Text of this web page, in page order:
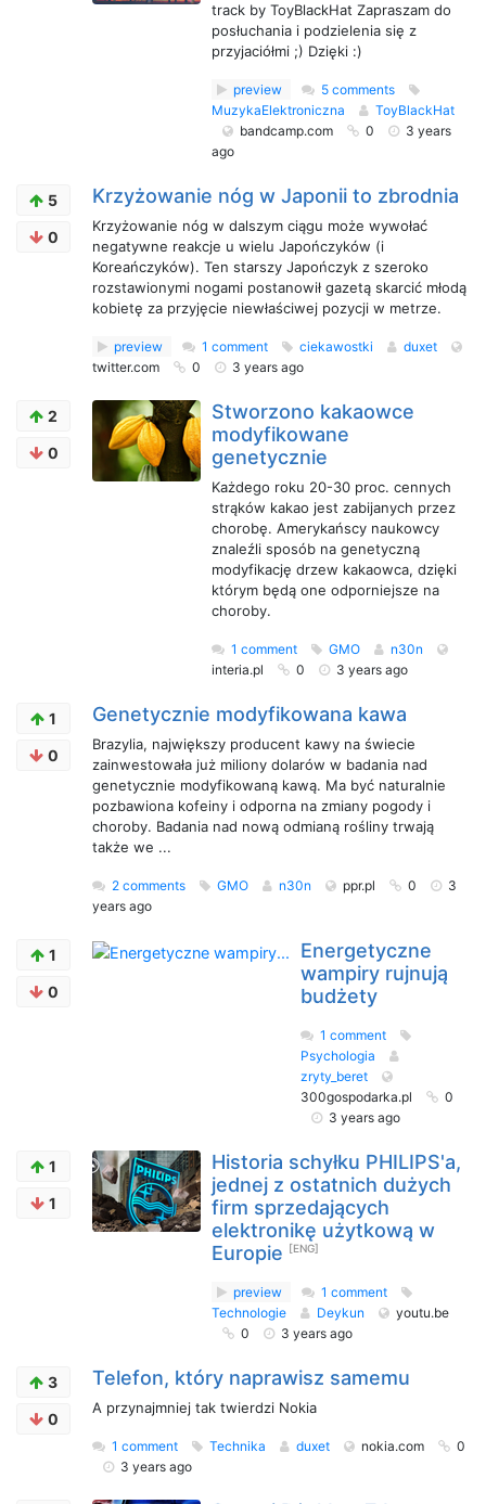
track by ToyBlackHat Zapraszam do
posłuchania i podzielenia się z
przyjaciółmi ;) Dzięki :)
preview
5 comments
MuzykaElektroniczna
ToyBlackHat
bandcamp.com
0
3 years
ago
5
0
Krzyżowanie nóg w Japonii to zbrodnia
Krzyżowanie nóg w dalszym ciągu może wywołać
negatywne reakcje u wielu Japończyków (i
Koreańczyków). Ten starszy Japończyk z szeroko
rozstawionymi nogami postanowił gazetą skarcić młodą
kobietę za przyjęcie niewłaściwej pozycji w metrze.
preview 1 comment ciekawostki
duxet
twitter.com
0 3 years ago
2
0
Stworzono kakaowce
modyfikowane
genetycznie
Każdego roku 20-30 proc. cennych
strąków kakao jest zabijanych przez
chorobę. Amerykańscy naukowcy
znaleźli sposób na genetyczną
modyfikację drzew kakaowca, dzięki
którym będą one odporniejsze na
choroby.
1 comment GMO
n30n
interia.pl
0 3 years ago
1
0
Genetycznie modyfikowana kawa
Brazylia, największy producent kawy na świecie
zainwestowała już miliony dolarów w badania nad
genetycznie modyfikowaną kawą. Ma być naturalnie
pozbawiona kofeiny i odporna na zmiany pogody i
choroby. Badania nad nową odmianą rośliny trwają
także we ...
2 comments GMO n30n ppr.pl 0
3
years ago
1
0
Energetyczne
wampiry rujnują
budżety
1 comment
Psychologia
zryty_beret
300gospodarka.pl
0
3 years ago
1
1
Historia schyłku PHILIPS'a,
jednej z ostatnich dużych
firm sprzedających
elektronikę użytkową w
Europie [ENG]
preview
1 comment
Technologie
Deykun
youtu.be
0
3 years ago
3
0
Telefon, który naprawisz samemu
A przynajmniej tak twierdzi Nokia
1 comment Technika duxet nokia.com
0
3 years ago